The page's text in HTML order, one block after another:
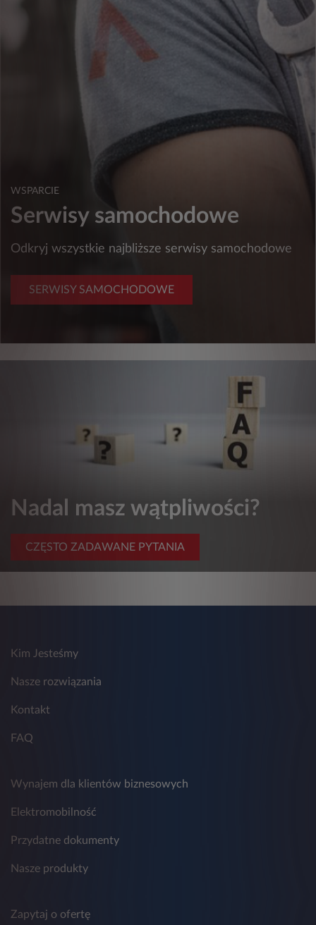
WSPARCIE
Serwisy samochodowe
Odkryj wszystkie najbliższe serwisy samochodowe
SERWISY SAMOCHODOWE
Nadal masz wątpliwości?
CZĘSTO ZADAWANE PYTANIA
Kim Jesteśmy
Nasze rozwiązania
Kontakt
FAQ
Wynajem dla klientów biznesowych
Elektromobilność
Przydatne dokumenty
Nasze produkty
Zapytaj o ofertę